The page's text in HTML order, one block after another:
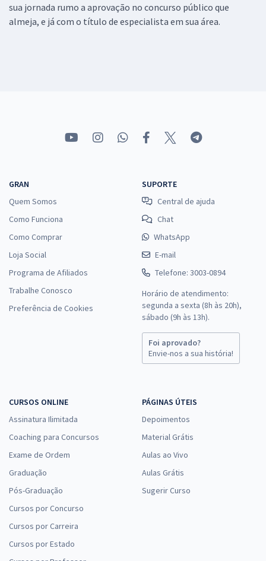
sua jornada rumo a aprovação no concurso público que
almeja, e já com o título de especialista em sua área.
GRAN
Quem Somos
Como Funciona
Como Comprar
Loja Social
Programa de Afiliados
Trabalhe Conosco
Preferência de Cookies
SUPORTE
Central de ajuda
Chat
WhatsApp
E-mail
Telefone: 3003-0894
Horário de atendimento:
segunda a sexta (8h às 20h),
sábado (9h às 13h).
Foi aprovado?
Envie-nos a sua história!
CURSOS ONLINE
Assinatura Ilimitada
Coaching para Concursos
Exame de Ordem
Graduação
Pós-Graduação
Cursos por Concurso
Cursos por Carreira
Cursos por Estado
PÁGINAS ÚTEIS
Depoimentos
Material Grátis
Aulas ao Vivo
Aulas Grátis
Sugerir Curso